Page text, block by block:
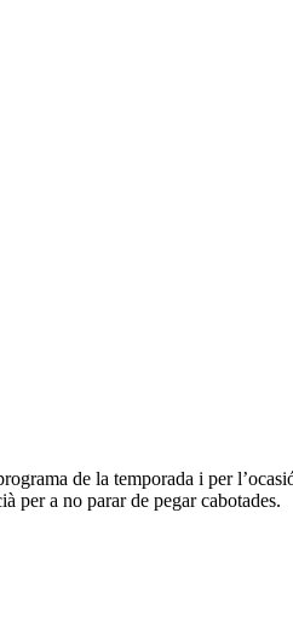
de la temporada i per
per a no parar de pegar cabotades.